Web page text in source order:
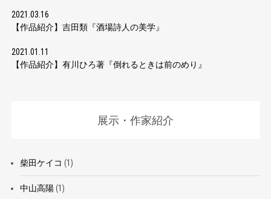
2021.03.16
【作品紹介】吉田類『酒場詩人の美学』
2021.01.11
【作品紹介】有川ひろ著『倒れるときは前のめり』
展示・作家紹介
柴田ケイコ (1)
中山高陽(1)